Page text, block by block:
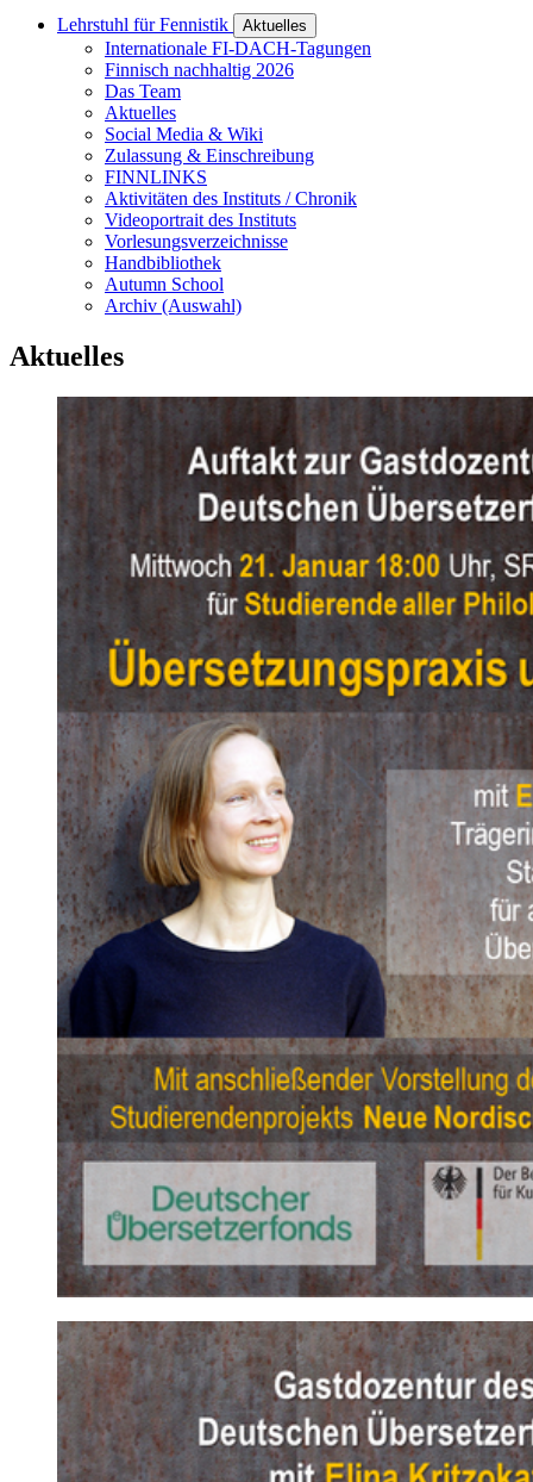
Lehrstuhl für Fennistik Aktuelles
Internationale FI-DACH-Tagungen
Finnisch nachhaltig 2026
Das Team
Aktuelles
Social Media & Wiki
Zulassung & Einschreibung
FINNLINKS
Aktivitäten des Instituts / Chronik
Videoportrait des Instituts
Vorlesungsverzeichnisse
Handbibliothek
Autumn School
Archiv (Auswahl)
Aktuelles